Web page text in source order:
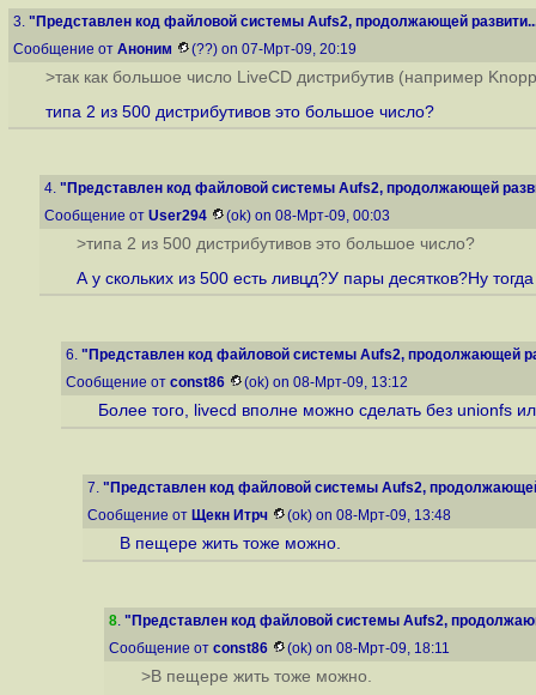
3. "Представлен код файловой системы Aufs2, продолжающей
Сообщение от Аноним (??) on 07-Мрт-09, 20:19
>так как большое число LiveCD дистрибутив (например
типа 2 из 500 дистрибутивов это большое число?
4. "Представлен код файловой системы Aufs2, продолжающей
Сообщение от User294 (ok) on 08-Мрт-09, 00:03
>типа 2 из 500 дистрибутивов это большое число?
А у скольких из 500 есть ливцд?У пары десятков?Ну
6. "Представлен код файловой системы Aufs2, продолжающей
Сообщение от const86 (ok) on 08-Мрт-09, 13:12
Более того, livecd вполне можно сделать без unionfs
7. "Представлен код файловой системы Aufs2,
Сообщение от Щекн Итрч (ok) on 08-Мрт-09, 13:48
В пещере жить тоже можно.
8. "Представлен код файловой системы Aufs2,
Сообщение от const86 (ok) on 08-Мрт-09, 18:11
>В пещере жить тоже можно.